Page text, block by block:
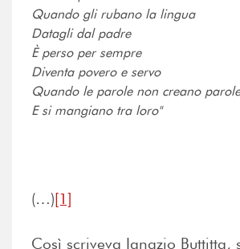
Quando gli rubano la lingua
Datagli dal padre
È perso per sempre
Diventa povero e servo
Quando le parole non creano parole
E si mangiano tra loro"
(…)[1]
Così scriveva Ignazio Buttitta,